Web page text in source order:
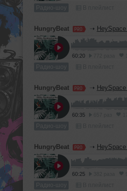
Радио-шоу
HungryBeat ➝
60:20
Радио-шоу
HungryBeat ➝
60:35
Радио-шоу
HungryBeat ➝
60:25
Радио-шоу